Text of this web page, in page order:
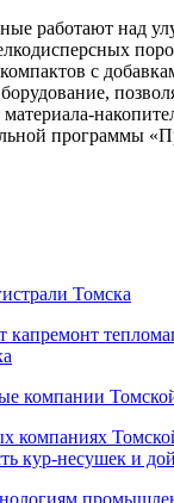
работают над
с
программы
компаниях
кур-несушек и